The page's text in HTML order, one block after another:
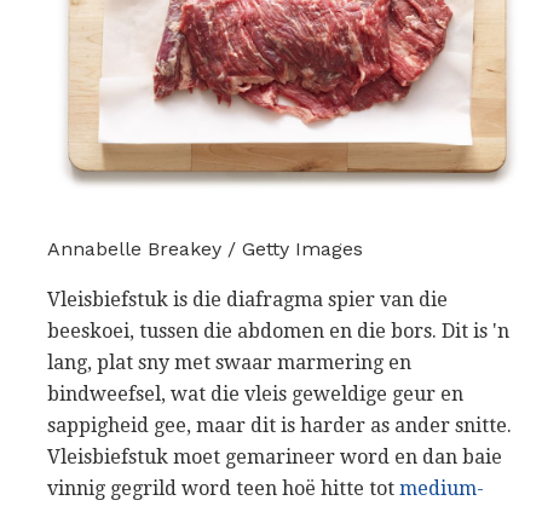
Annabelle Breakey / Getty Images
Vleisbiefstuk is die diafragma spier van die
beeskoei, tussen die abdomen en die bors. Dit is 'n
lang, plat sny met swaar marmering en
bindweefsel, wat die vleis geweldige geur en
sappigheid gee, maar dit is harder as ander snitte.
Vleisbiefstuk moet gemarineer word en dan baie
vinnig gegrild word teen hoë hitte tot medium-